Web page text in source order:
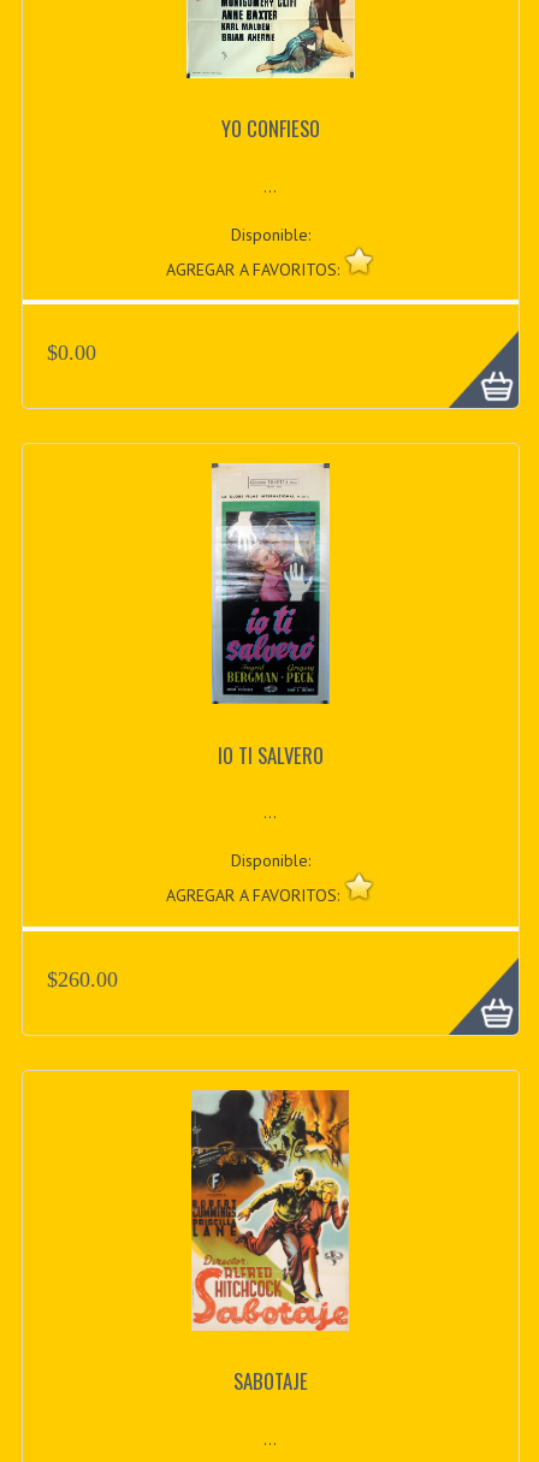
YO CONFIESO
...
Disponible:
AGREGAR A FAVORITOS:
$0.00
IO TI SALVERO
...
Disponible:
AGREGAR A FAVORITOS:
$260.00
SABOTAJE
...